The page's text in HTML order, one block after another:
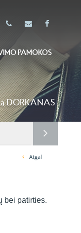
PAMOKOS
DORKANAS
Atgal
bei patirties.